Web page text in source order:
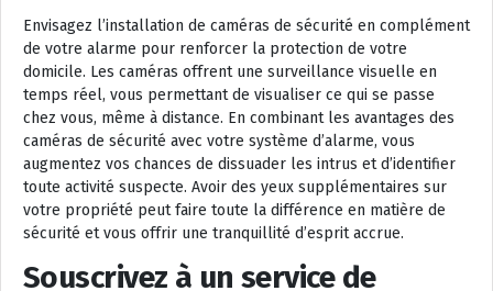
Envisagez l’installation de caméras de sécurité en complément
de votre alarme pour renforcer la protection de votre
domicile. Les caméras offrent une surveillance visuelle en
temps réel, vous permettant de visualiser ce qui se passe
chez vous, même à distance. En combinant les avantages des
caméras de sécurité avec votre système d’alarme, vous
augmentez vos chances de dissuader les intrus et d’identifier
toute activité suspecte. Avoir des yeux supplémentaires sur
votre propriété peut faire toute la différence en matière de
sécurité et vous offrir une tranquillité d’esprit accrue.
Souscrivez à un service de